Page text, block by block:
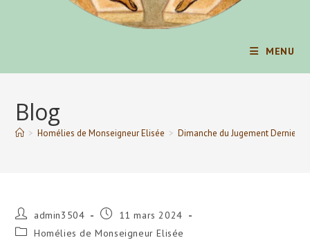
MENU
Blog
> Homélies de Monseigneur Elisée > Dimanche du Jugement Dernier
Auteur/autrice
de
la
admin3504
Publication
11 mars 2024
Post Homélies de Monseigneur Elisée